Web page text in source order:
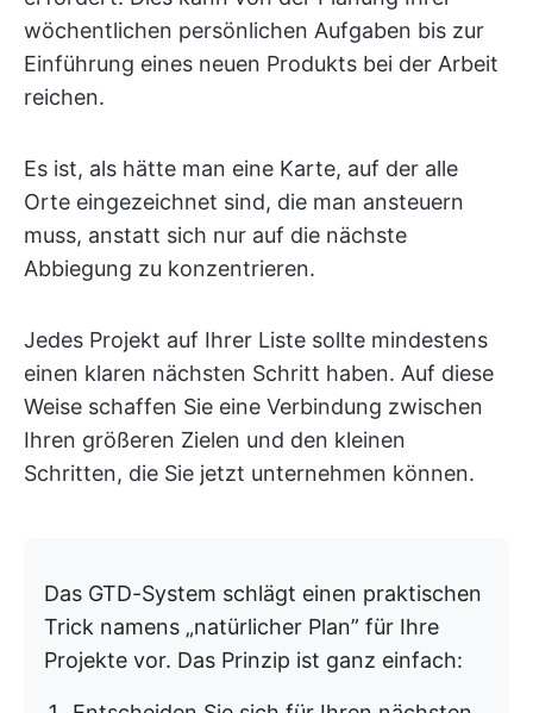
wöchentlichen persönlichen Aufgaben bis zur
Einführung eines neuen Produkts bei der Arbeit
reichen.
Es ist, als hätte man eine Karte, auf der alle
Orte eingezeichnet sind, die man ansteuern
muss, anstatt sich nur auf die nächste
Abbiegung zu konzentrieren.
Jedes Projekt auf Ihrer Liste sollte mindestens
einen klaren nächsten Schritt haben. Auf diese
Weise schaffen Sie eine Verbindung zwischen
Ihren größeren Zielen und den kleinen
Schritten, die Sie jetzt unternehmen können.
Das GTD-System schlägt einen praktischen
Trick namens „natürlicher Plan” für Ihre
Projekte vor. Das Prinzip ist ganz einfach: